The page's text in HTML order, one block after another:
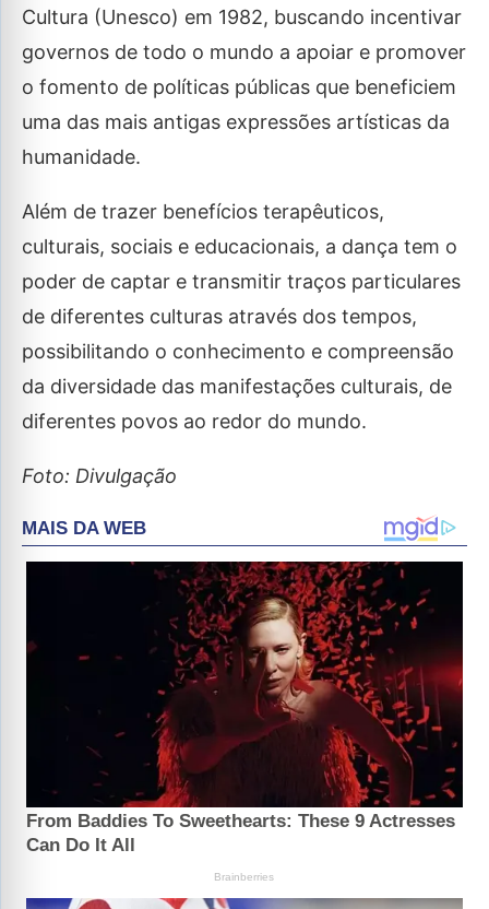
Cultura (Unesco) em 1982, buscando incentivar
governos de todo o mundo a apoiar e promover
o fomento de políticas públicas que beneficiem
uma das mais antigas expressões artísticas da
humanidade.
Além de trazer benefícios terapêuticos,
culturais, sociais e educacionais, a dança tem o
poder de captar e transmitir traços particulares
de diferentes culturas através dos tempos,
possibilitando o conhecimento e compreensão
da diversidade das manifestações culturais, de
diferentes povos ao redor do mundo.
Foto: Divulgação